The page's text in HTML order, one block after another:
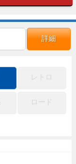
詳細
レトロ
ロード